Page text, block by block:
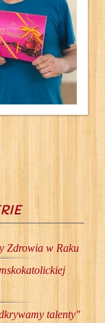
Zdrowia w Raku
talenty"